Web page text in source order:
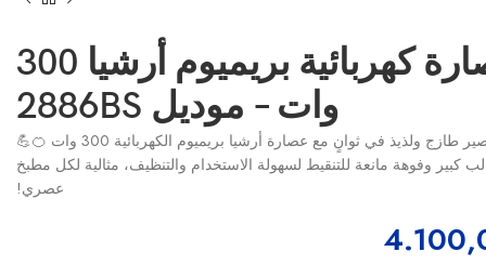
عصارة كهربائية بريميوم أرشيا 300
وات – موديل 2886BS
طازج ولذيذ في ثوانٍ مع عصارة أرشيا بريميوم الكهربائية 300 وات 🍊💪
كبير وفوهة مانعة للتنقيط لسهولة الاستخدام والتنظيف، مثالية لكل مطبخ
عصري!